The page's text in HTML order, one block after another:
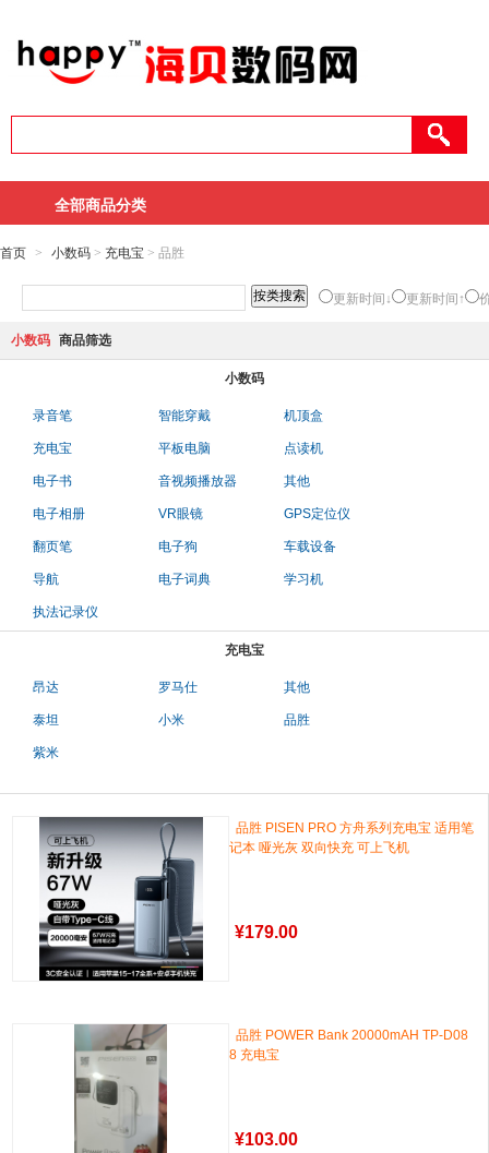
全部商品分类
首页 > 小数码 > 充电宝 > 品胜
更新时间↓ 更新时间↑
小数码 商品筛选
小数码
录音笔 智能穿戴 机顶盒
充电宝 平板电脑 点读机
电子书 音视频播放器 其他
电子相册 VR眼镜 GPS定位仪
翻页笔 电子狗 车载设备
导航 电子词典 学习机
执法记录仪
充电宝
昂达 罗马仕 其他
泰坦 小米 品胜
紫米
品胜 PISEN PRO 方舟系列充电宝 适用笔
记本 哑光灰 双向快充 可上飞机
¥179.00
品胜 POWER Bank 20000mAH TP-D08
8 充电宝
¥103.00